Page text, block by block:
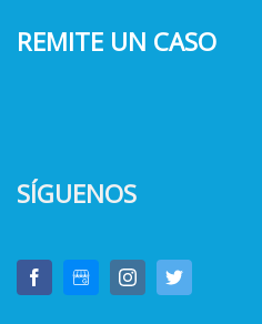
REMITE UN CASO
SÍGUENOS